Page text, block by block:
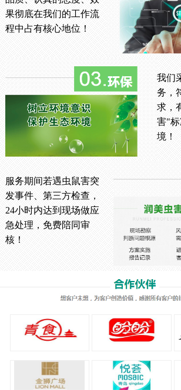
果彻底在我们的工作流
程中占有核心地位！
我们
务，
求，
害"
境！
服务期间若遇虫鼠害突
发事件、第三方检查，
24小时内达到现场做应
急处理，免费陪同审
核！